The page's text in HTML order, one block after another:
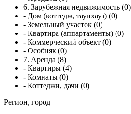
6. Зарубежная недвижимость (0)
- Дом (коттедж, таунхауз) (0)
- Земельный участок (0)
- Квартира (аппартаменты) (0)
- Коммерческий объект (0)
- Особняк (0)
7. Аренда (8)
- Квартиры (4)
- Комнаты (0)
- Коттеджи, дачи (0)
Регион, город